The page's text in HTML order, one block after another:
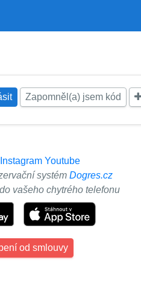
Zapomněl(a) jsem kód
Instagram Youtube
systém Dogres.cz
vašeho chytrého telefonu
od smlouvy